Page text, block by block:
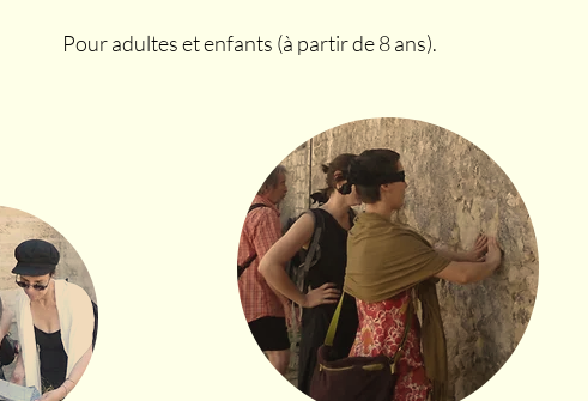
Pour adultes et enfants (à partir de 8 ans).